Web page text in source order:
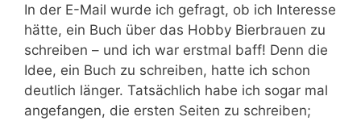
In der E-Mail wurde ich gefragt, ob ich Interesse
hätte, ein Buch über das Hobby Bierbrauen zu
schreiben – und ich war erstmal baff! Denn die
Idee, ein Buch zu schreiben, hatte ich schon
deutlich länger. Tatsächlich habe ich sogar mal
angefangen, die ersten Seiten zu schreiben;